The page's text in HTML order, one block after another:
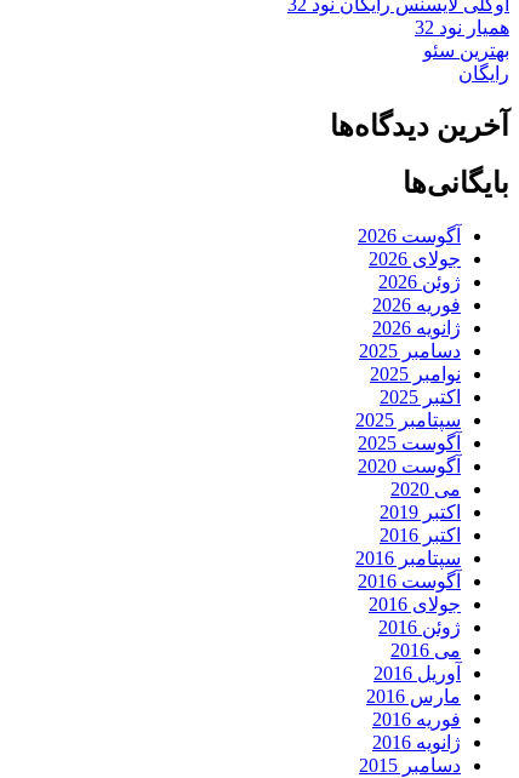
همیار نود 32
بهترین سئو
رایگان
آخرین دیدگاه‌ها
بایگانی‌ها
آگوست 2026
جولای 2026
ژوئن 2026
فوریه 2026
ژانویه 2026
دسامبر 2025
نوامبر 2025
اکتبر 2025
سپتامبر 2025
آگوست 2025
آگوست 2020
می 2020
اکتبر 2019
اکتبر 2016
سپتامبر 2016
آگوست 2016
جولای 2016
ژوئن 2016
می 2016
آوریل 2016
مارس 2016
فوریه 2016
ژانویه 2016
دسامبر 2015